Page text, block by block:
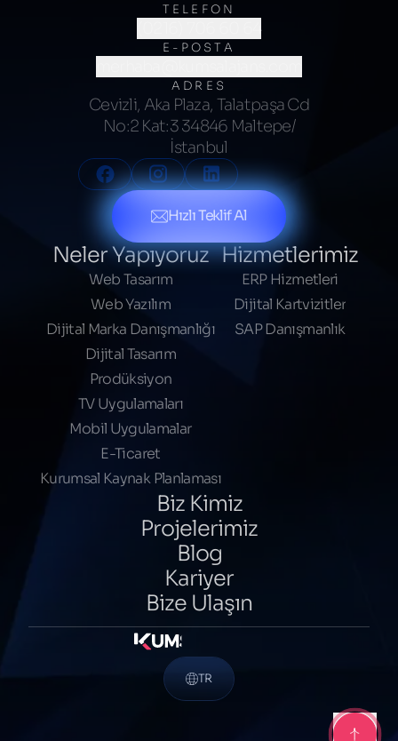
TELEFON
(0216) 706 60 64
E-POSTA
ADRES
Cevizli, Aka Plaza, Talatpaşa Cd
No:2 Kat:3 34846 Maltepe/
İstanbul
Hızlı Teklif Al
Neler Yapıyoruz
Web Tasarım
Web Yazılım
Dijital Marka Danışmanlığı
Dijital Tasarım
Prodüksiyon
TV Uygulamaları
Mobil Uygulamalar
E-Ticaret
Kurumsal Kaynak Planlaması
Hizmetlerimiz
ERP Hizmetleri
Dijital Kartvizitler
SAP Danışmanlık
Biz Kimiz
Projelerimiz
Blog
Kariyer
Bize Ulaşın
TR